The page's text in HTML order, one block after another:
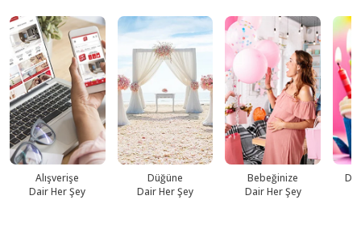
Alışverişe
Dair Her Şey
Düğüne
Dair Her Şey
Bebeğinize
Dair Her Şey